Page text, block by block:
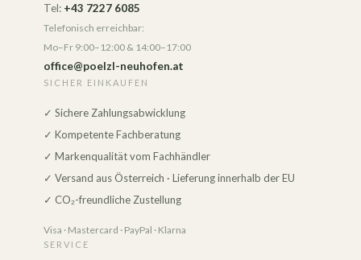
Tel: +43 7227 6085
Telefonisch erreichbar:
Mo–Fr 9:00–12:00 & 14:00–17:00
office@poelzl-neuhofen.at
SICHER EINKAUFEN
✓ Sichere Zahlungsabwicklung
✓ Kompetente Fachberatung
✓ Markenqualität vom Fachhändler
✓ Versand aus Österreich · Lieferung innerhalb der EU
✓ CO₂-freundliche Zustellung
Visa · Mastercard · PayPal · Klarna
SERVICE